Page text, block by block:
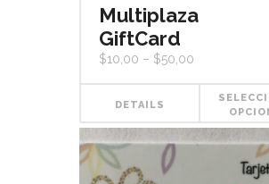
Multiplaza
GiftCard
$10,00 – $50,00
DETAILS